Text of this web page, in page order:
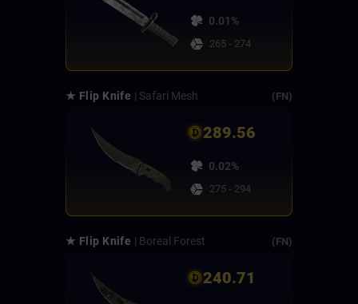
0.01%
265 - 274
★ Flip Knife | Safari Mesh (FN)
289.56
0.02%
275 - 294
★ Flip Knife | Boreal Forest (FN)
240.71